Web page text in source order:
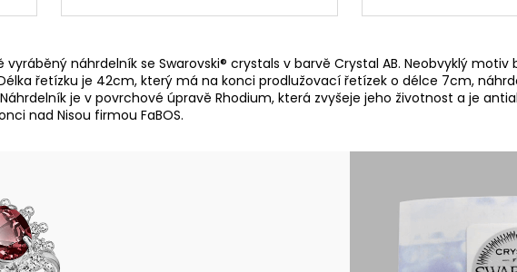
vyráběný náhrdelník se Swarovski® crystals v barvě Crystal AB. Neobvyklý
Délka řetízku je 42cm, který má na konci prodlužovací řetízek o délce 7cm,
je v povrchové úpravě Rhodium, která zvyšeje jeho životnost a je
nad Nisou firmou FaBOS.